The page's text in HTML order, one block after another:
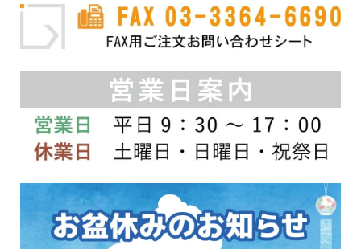
す。
プ
シ
ン
は
商
品
ペ
ー
ジ
か
ら
択
き
ま
す